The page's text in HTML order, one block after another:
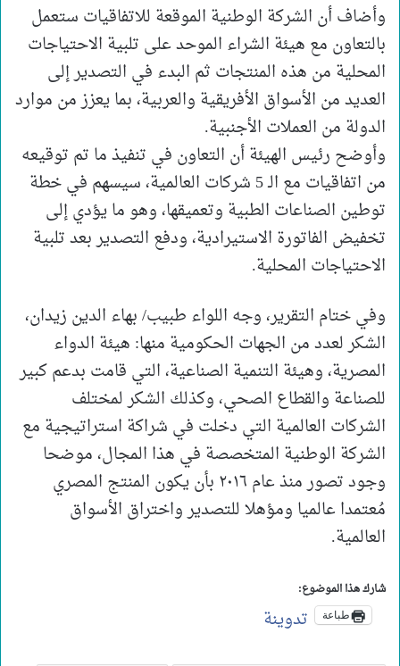
وأضاف أن الشركة الوطنية الموقعة للاتفاقيات ستعمل
بالتعاون مع هيئة الشراء الموحد على تلبية الاحتياجات
المحلية من هذه المنتجات ثم البدء في التصدير إلى
العديد من الأسواق الأفريقية والعربية، بما يعزز من موارد
الدولة من العملات الأجنبية.
وأوضح رئيس الهيئة أن التعاون في تنفيذ ما تم توقيعه
من اتفاقيات مع الـ 5 شركات العالمية، سيسهم في خطة
توطين الصناعات الطبية وتعميقها، وهو ما يؤدي إلى
تخفيض الفاتورة الاستيرادية، ودفع التصدير بعد تلبية
الاحتياجات المحلية.
وفي ختام التقرير، وجه اللواء طبيب/ بهاء الدين زيدان،
الشكر لعدد من الجهات الحكومية منها: هيئة الدواء
المصرية، وهيئة التنمية الصناعية، التي قامت بدعم كبير
للصناعة والقطاع الصحي، وكذلك الشكر لمختلف
الشركات العالمية التي دخلت في شراكة استراتيجية مع
الشركة الوطنية المتخصصة في هذا المجال، موضحا
وجود تصور منذ عام ٢٠١٦ بأن يكون المنتج المصري
مُعتمدا عالميا ومؤهلا للتصدير واختراق الأسواق
العالمية.
شارك هذا الموضوع:
طباعة تدوينة